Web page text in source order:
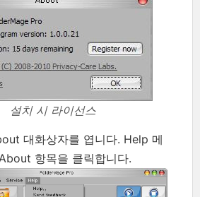
설치 시 라이선스
대화상자를 엽니다. Help 메
항목을 클릭합니다.